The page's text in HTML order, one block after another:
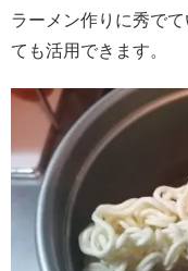
ラーメン作りに秀で
ても活用できます。